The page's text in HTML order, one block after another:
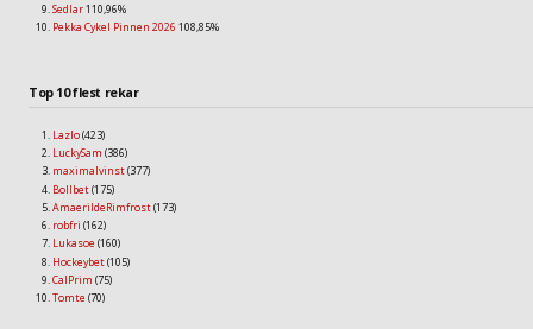
Sedlar110,96%
Pekka Cykel Pinnen 2026 108,85%
Top 10 flest rekar
Lazlo(423)
LuckySam (386)
maximalvinst(377)
Bollbet(175)
AmaerildeRimfrost(173)
robfri (162)
Lukasoe (160)
Hockeybet(105)
CalPrim (75)
Tomte (70)